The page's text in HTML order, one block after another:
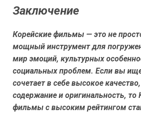
Заключение
Корейские фильмы — это не
мощный инструмент для
мир эмоций, культурных
социальных проблем. Если вы
сочетает в себе высокое
содержание и оригинальность, то
фильмы с высоким рейтингом